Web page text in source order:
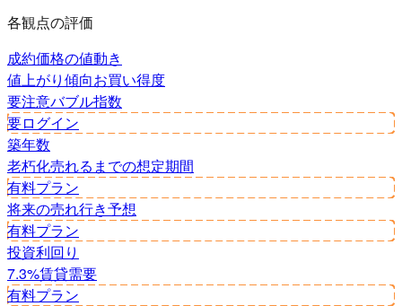
各観点の評価
成約価格の値動き
値上がり傾向お買い得度
要注意バブル指数
要ログイン
築年数
老朽化売れるまでの想定期間
有料プラン
将来の売れ行き予想
有料プラン
投資利回り
7.3%賃貸需要
有料プラン